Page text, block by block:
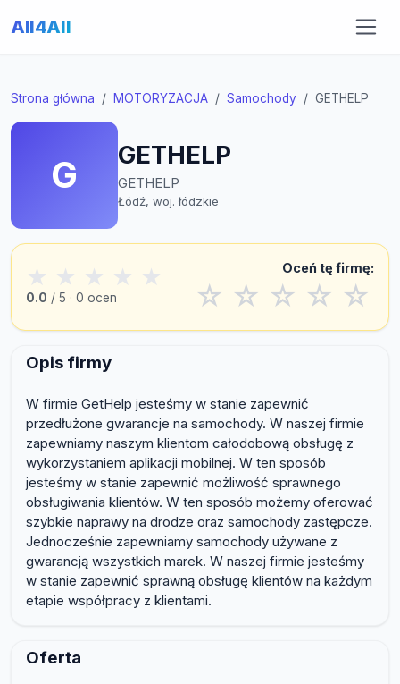
All4All
Strona główna MOTORYZACJA Samochody GETHELP
G GETHELP
GETHELP
Łódź, woj. łódzkie
★ ★ ★ ★ ★
0.0 / 5 · 0 ocen
Oceń tę firmę:
☆ ☆ ☆ ☆ ☆
Opis firmy
W firmie GetHelp jesteśmy w stanie zapewnić
przedłużone gwarancje na samochody. W naszej firmie
zapewniamy naszym klientom całodobową obsługę z
wykorzystaniem aplikacji mobilnej. W ten sposób
jesteśmy w stanie zapewnić możliwość sprawnego
obsługiwania klientów. W ten sposób możemy oferować
szybkie naprawy na drodze oraz samochody zastępcze.
Jednocześnie zapewniamy samochody używane z
gwarancją wszystkich marek. W naszej firmie jesteśmy
w stanie zapewnić sprawną obsługę klientów na każdym
etapie współpracy z klientami.
Oferta